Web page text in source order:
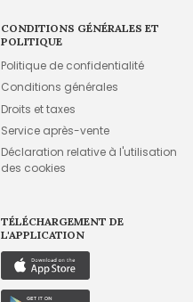
CONDITIONS GÉNÉRALES ET
POLITIQUE
Politique de confidentialité
Conditions générales
Droits et taxes
Service après-vente
Déclaration relative à l'utilisation
des cookies
TÉLÉCHARGEMENT DE
L'APPLICATION